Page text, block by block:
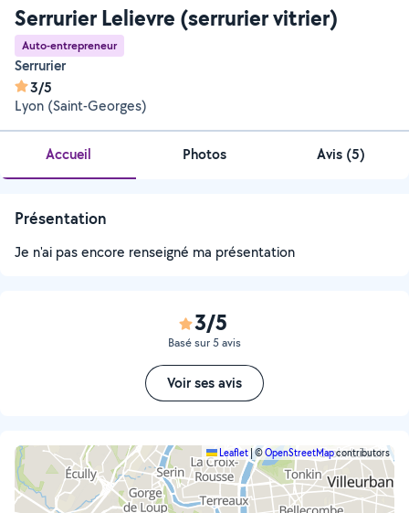
Serrurier Lelievre (serrurier vitrier)
Auto-entrepreneur
Serrurier
3/5
Lyon (Saint-Georges)
Accueil Photos Avis (5)
Présentation
Je n'ai pas encore renseigné ma présentation
3/5
Basé sur 5 avis
Voir ses avis
Leaflet|©OpenStreetMapcontributors